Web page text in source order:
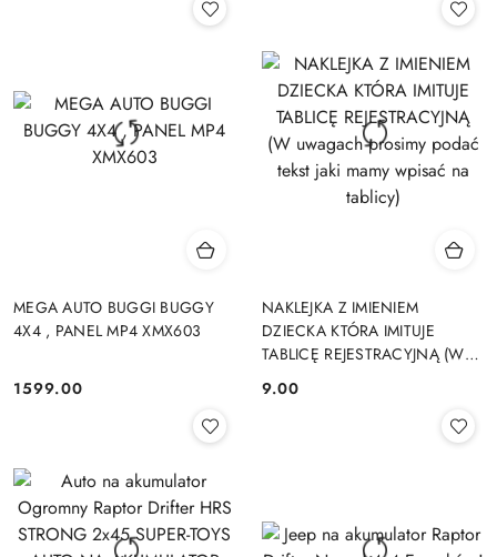
MEGA AUTO BUGGI BUGGY
4X4 , PANEL MP4 XMX603
Cena:
1599.00
NAKLEJKA Z IMIENIEM
DZIECKA KTÓRA IMITUJE
TABLICĘ REJESTRACYJNĄ (W
uwagach prosimy podać tekst
jaki mamy wpisać na tablicy)
Cena:
9.00